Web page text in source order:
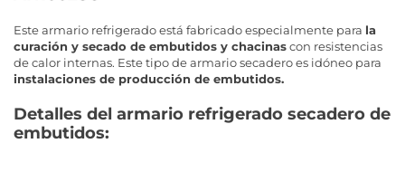
Este armario refrigerado está fabricado especialmente para la
curación y secado de embutidos y chacinascon resistencias
de calor internas. Este tipo de armario secadero es idóneo para
instalaciones de producción de embutidos.
Detalles del armario refrigerado secadero de
embutidos: